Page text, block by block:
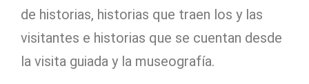
de historias, historias que traen los y las
visitantes e historias que se cuentan desde
la visita guiada y la museografía.